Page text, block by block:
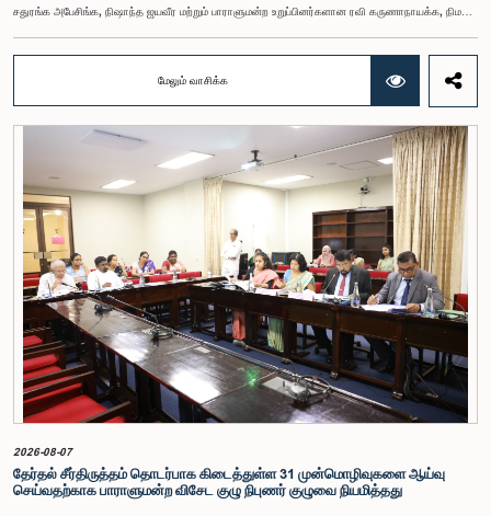
சதுரங்க அபேசிங்க, நிஷாந்த ஜயவீர மற்றும் பாராளுமன்ற உறுப்பினர்களான ரவி கருணாநாயக்க, நிமல்
நிதி பற்றிய குழுக் கூட்டத்திலேயே இந்த அங்கீகாரம் வழங்கப்பட்டது.இலங்கை ஜனநாயக சோசலிசக்
குடியரசின் அரசியலமைப்பின் 153(2) ஆம் உறுப்புரையின் பிரகாரம், கணக்காய்வாளர் நாயகத்தின்
சம்பளம் தொடர்பான பிரேரணை குழுவின் கவனத்திற்கு கொண்டு வரப்பட்டது.இதன்போது,
கணக்காய்வாளர் நாயகத்தின் பொறுப்புகள், அரச நிதி மேற்பார்வை மற்றும் கணக்காய்வுத் துறையின்
சுயாதீனத் தன்மை உள்ளிட்ட விடயங்களை கருத்தில் கொண்டு, சம்பள மட்டம் தொடர்பாக குழுத்
தலைவர் உள்ளிட்ட உறுப்பினர்கள் தமது கருத்துகளையும் பரிந்துரைகளையும் முன்வைத்தனர்.மேலும்,
அரசியலமைப்பின் 170 ஆம் உறுப்புரையின் பிரகாரம், கணக்காய்வாளர் நாயகம் ஒரு அரசாங்க ஊழியர்
அல்ல என்பதையும், நடைமுறையில் உள்ள அரசாங்க சம்பள அளவுகோலுக்கு வெளியே இப்பதவிக்கான
சம்பளத்தை விசேடமாக பரிசீலிக்க முடியும் என்பதையும் குழு சுட்டிக்காட்டியது.முன்மொழியப்பட்ட சம்பளத்
தொகை, முன்னர் பதவி வகித்த கணக்காய்வாளர் நாயகங்களின் சம்பளங்களையும் கருத்தில் கொண்டு
நிர்ணயிக்கப்பட்டதாக அதிகாரிகள் தெரிவித்தனர். இதற்கு முன்னர், சம்பளங்கள் மற்றும் பணியாளர்
ஆணைக்குழுவே இத்தகைய சம்பளங்களை நிர்ணயித்து வந்த போதிலும், தற்போது அத்தகைய
ஆணைக்குழு இல்லையெனவும் அதிகாரிகள் குறிப்பிட்டனர்.கணக்காய்வாளர் நாயகத்திற்கான
முன்மொழியப்பட்ட சம்பள மட்டத்தை குழு அங்கீகரித்திருந்தாலும், அப்பதவிக்கு வழங்கப்பட்டுள்ள
பொறுப்புகள் மற்றும் கடமைகளின் முக்கியத்துவத்தை கருத்தில் கொண்டு, அந்தச் சம்பளம் மேலும்
உயர்ந்த மட்டத்தில் இருக்க வேண்டும் என்ற கருத்தை குழுத் தலைவர் உள்ளிட்ட உறுப்பினர்கள்
முன்வைத்தனர்.அதன்படி, எதிர்காலத்தில் இச்சம்பள மட்டம் தொடர்பாக மேலும் கவனம் செலுத்தி
தேவையான தீர்மானங்கள் எடுக்கப்பட வேண்டியதன் அவசியம் குழுவில் வலியுறுத்தப்பட்டது. மேலும்,
நிரந்தரமானதும் சுயாதீனமானதுமான சம்பள மற்றும் பணியாளர் ஆணைக்குழுவை நிறுவுவதற்கான
யோசனையையும் குழுத் தலைவர் முன்வைத்தார்.
மேலும் வாசிக்க
2026-08-07
தேர்தல் சீர்திருத்தம் தொடர்பாக கிடைத்துள்ள 31 முன்மொழிவுகளை ஆய்வு
செய்வதற்காக பாராளுமன்ற விசேட குழு நிபுணர் குழுவை நியமித்தது